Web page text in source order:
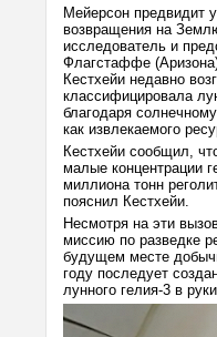
Мейерсон предвидит
возвращения на
исследователь и
Флагстаффе
Кестхейи недавно
классифицировала
благодаря
как извлекаемого
Кестхейи сообщил,
малые концентрации
миллиона тонн
пояснил Кестхейи.
Несмотря на эти
миссию по разведке
будущем месте
году последует
лунного гелия-3 в